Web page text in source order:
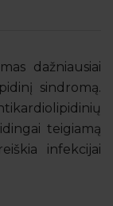
dažniausiai
sindromą.
teigiamą
infekcijai